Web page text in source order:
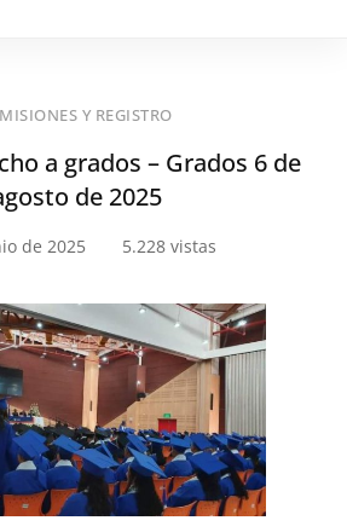
Y REGISTRO
a grados – Grados 6 de
de 2025
de 2025 5.228 vistas